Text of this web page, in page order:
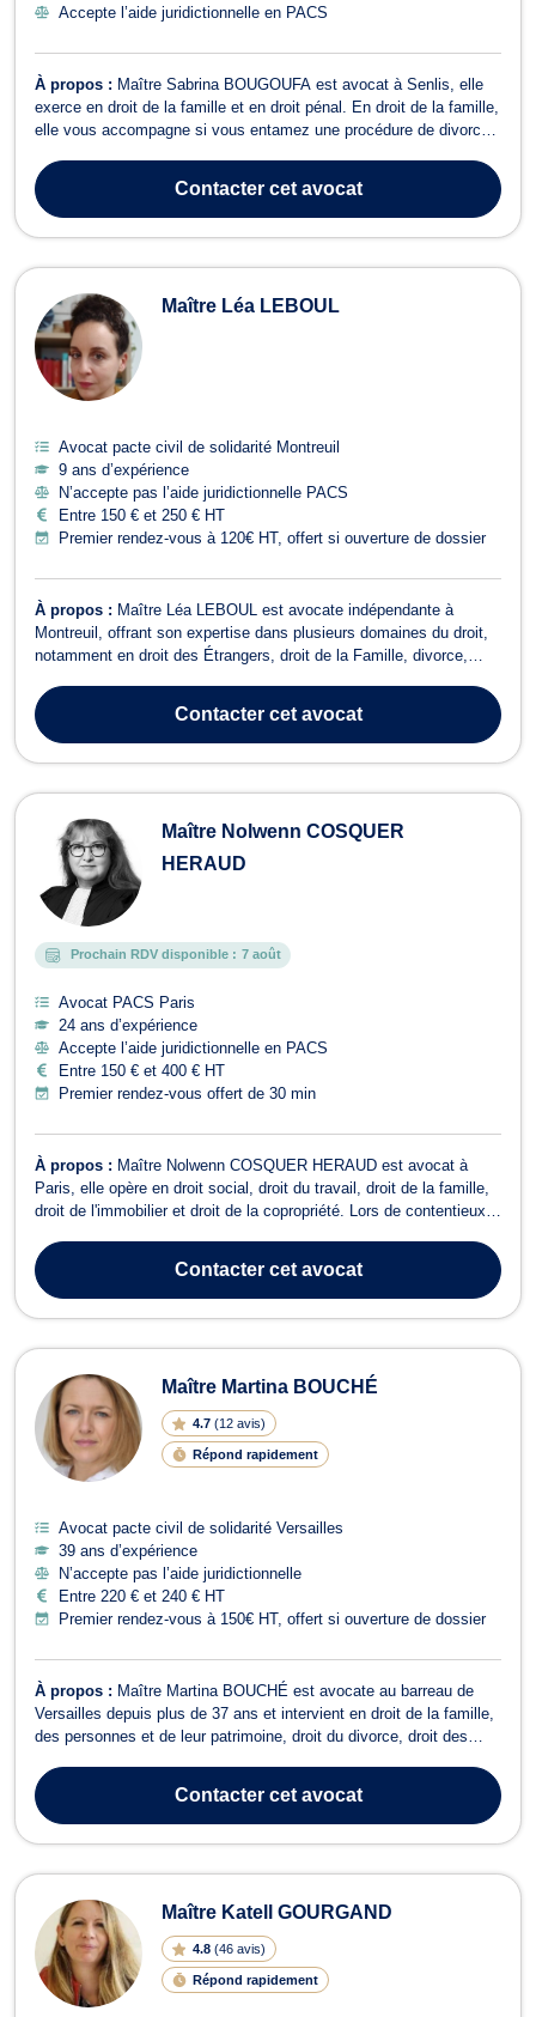
Accepte l’aide juridictionnelle en PACS
À propos : Maître Sabrina BOUGOUFA est avocat à Senlis, elle
exerce en droit de la famille et en droit pénal. En droit de la famille,
elle vous accompagne si vous entamez une procédure de divorce,
de la pension alimentaire, des droits de visite et de garde, autorité
...
Contactercet avocat
Maître Léa LEBOUL
Avocat pacte civil de solidarité Montreuil
9 ans d’expérience
N’accepte pas l’aide juridictionnelle PACS
Entre 150 € et 250 € HT
Premier rendez-vous à 120€ HT, offert si ouverture de dossier
À propos : Maître Léa LEBOUL est avocate indépendante à
Montreuil, offrant son expertise dans plusieurs domaines du droit,
notamment en droit des Étrangers, droit de la Famille, divorce,
LEBOUL vous accompagne dans les procédures liées aux
Obligations de Quitter le Terri...
Contactercet avocat
Maître Nolwenn COSQUER
HERAUD
Prochain RDV disponible : 7 août
Avocat PACS Paris
24 ans d’expérience
Accepte l’aide juridictionnelle en PACS
Entre 150 € et 400 € HT
Premier rendez-vous offert de 30 min
À propos : Maître Nolwenn COSQUER HERAUD est avocat à
Paris, elle opère en droit social, droit du travail, droit de la famille,
droit de l'immobilier et droit de la copropriété. Lors de contentieux
et les employeurs en droit du travail et en droit social pour tous
dossiers lié...
Contactercet avocat
Maître Martina BOUCHÉ
4.7 (12 avis)
Répond rapidement
Avocat pacte civil de solidarité Versailles
39 ans d’expérience
N’accepte pas l’aide juridictionnelle
Entre 220 € et 240 € HT
Premier rendez-vous à 150€ HT, offert si ouverture de dossier
À propos : Maître Martina BOUCHÉ est avocate au barreau de
Versailles depuis plus de 37 ans et intervient en droit de la famille,
des personnes et de leur patrimoine, droit du divorce, droit des
reconnue en droit de la famille, des personnes et de leur patrimoine
et sau...
Contactercet avocat
Maître Katell GOURGAND
4.8 (46 avis)
Répond rapidement